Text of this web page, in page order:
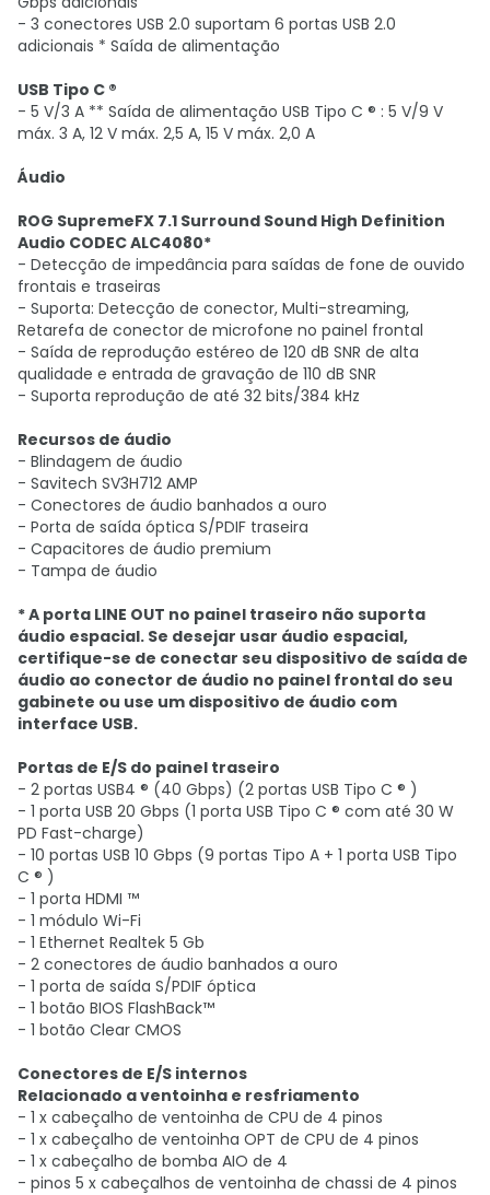
- 3 conectores USB 2.0 suportam 6 portas USB 2.0
adicionais * Saída de alimentação
USB Tipo C ®
- 5 V/3 A ** Saída de alimentação USB Tipo C ® : 5 V/9 V
máx. 3 A, 12 V máx. 2,5 A, 15 V máx. 2,0 A
Áudio
ROG SupremeFX 7.1 Surround Sound High Definition
Audio CODEC ALC4080*
- Detecção de impedância para saídas de fone de ouvido
frontais e traseiras
- Suporta: Detecção de conector, Multi-streaming,
Retarefa de conector de microfone no painel frontal
- Saída de reprodução estéreo de 120 dB SNR de alta
qualidade e entrada de gravação de 110 dB SNR
- Suporta reprodução de até 32 bits/384 kHz
Recursos de áudio
- Blindagem de áudio
- Savitech SV3H712 AMP
- Conectores de áudio banhados a ouro
- Porta de saída óptica S/PDIF traseira
- Capacitores de áudio premium
- Tampa de áudio
* A porta LINE OUT no painel traseiro não suporta
áudio espacial. Se desejar usar áudio espacial,
certifique-se de conectar seu dispositivo de saída de
áudio ao conector de áudio no painel frontal do seu
gabinete ou use um dispositivo de áudio com
interface USB.
Portas de E/S do painel traseiro
- 2 portas USB4 ® (40 Gbps) (2 portas USB Tipo C ® )
- 1 porta USB 20 Gbps (1 porta USB Tipo C ® com até 30 W
PD Fast-charge)
- 10 portas USB 10 Gbps (9 portas Tipo A + 1 porta USB Tipo
C ® )
- 1 porta HDMI ™
- 1 módulo Wi-Fi
- 1 Ethernet Realtek 5 Gb
- 2 conectores de áudio banhados a ouro
- 1 porta de saída S/PDIF óptica
- 1 botão BIOS FlashBack™
- 1 botão Clear CMOS
Conectores de E/S internos
Relacionado a ventoinha e resfriamento
- 1 x cabeçalho de ventoinha de CPU de 4 pinos
- 1 x cabeçalho de ventoinha OPT de CPU de 4 pinos
- 1 x cabeçalho de bomba AIO de 4
- pinos 5 x cabeçalhos de ventoinha de chassi de 4 pinos